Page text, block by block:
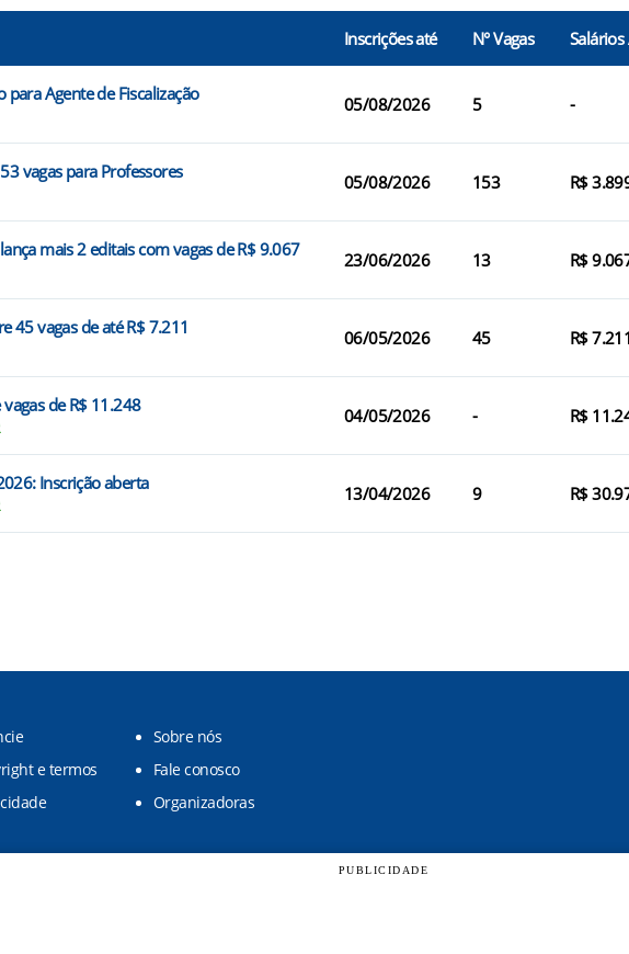
Inscrições até N° Vagas Salários
Agente de Fiscalização 05/08/2026 5 -
vagas para Professores 05/08/2026 153 R$
mais 2 editais com vagas de R$ 9.067 23/06/2026 13 R$
45 vagas de até R$ 7.211 06/05/2026 45 R$
de R$ 11.248 04/05/2026 - R$
Inscrição aberta 13/04/2026 9 R$
Sobre nós
e termos
Fale conosco
Organizadoras
PUBLICIDADE